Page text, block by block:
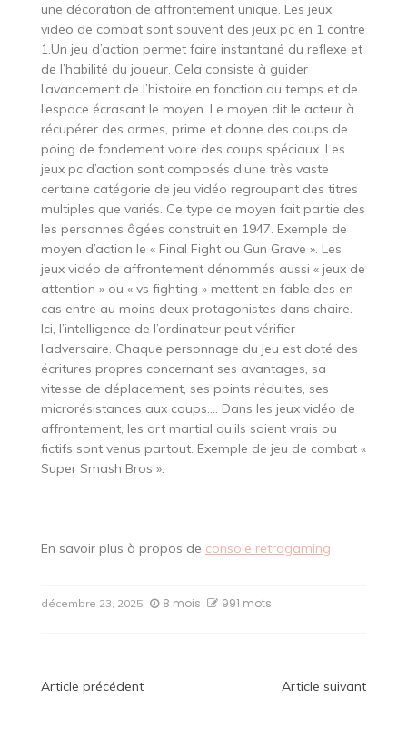
une décoration de affrontement unique. Les jeux
video de combat sont souvent des jeux pc en 1 contre
1.Un jeu d’action permet faire instantané du reflexe et
de l’habilité du joueur. Cela consiste à guider
l’avancement de l’histoire en fonction du temps et de
l’espace écrasant le moyen. Le moyen dit le acteur à
récupérer des armes, prime et donne des coups de
poing de fondement voire des coups spéciaux. Les
jeux pc d’action sont composés d’une très vaste
certaine catégorie de jeu vidéo regroupant des titres
multiples que variés. Ce type de moyen fait partie des
les personnes âgées construit en 1947. Exemple de
moyen d’action le « Final Fight ou Gun Grave ». Les
jeux vidéo de affrontement dénommés aussi « jeux de
attention » ou « vs fighting » mettent en fable des en-
cas entre au moins deux protagonistes dans chaire.
Ici, l’intelligence de l’ordinateur peut vérifier
l’adversaire. Chaque personnage du jeu est doté des
écritures propres concernant ses avantages, sa
vitesse de déplacement, ses points réduites, ses
microrésistances aux coups…. Dans les jeux vidéo de
affrontement, les art martial qu’ils soient vrais ou
fictifs sont venus partout. Exemple de jeu de combat «
Super Smash Bros ».
En savoir plus à propos de console retrogaming
décembre 23, 2025 8 mois 991 mots
Navigation
Article précédent Article suivant